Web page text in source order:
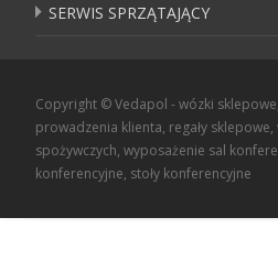
SERWIS SPRZĄTAJĄCY
Copyright © Vedapol - wózki
prowadzenia klienta, regały
spożywczych, wyposażenie sal
konferencyjne, stoły konferencyjne